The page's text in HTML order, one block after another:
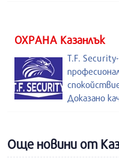
ОХРАНА Казанлък
T.F.
Доказано
Още новини от